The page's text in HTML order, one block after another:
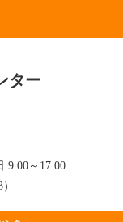
ター
9:00～17:00